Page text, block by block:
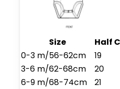
Size Half
0-3 m/56-62cm
19
3-6 m/62-68cm
20
6-9 m/68-74cm
21